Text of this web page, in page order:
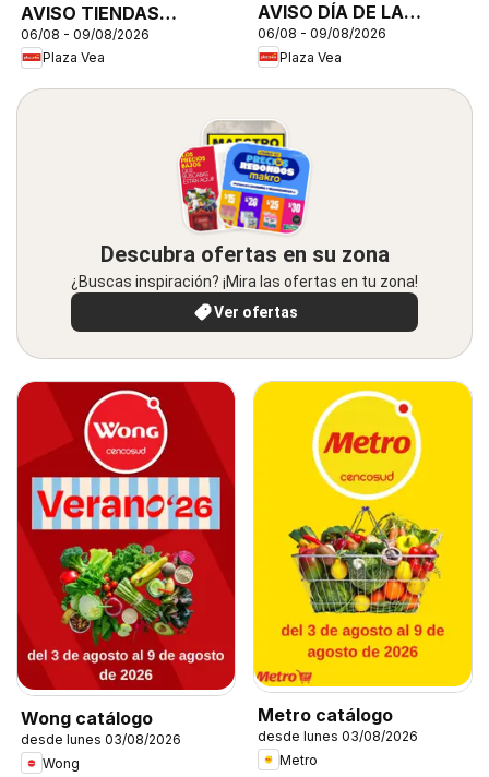
AVISO TIENDAS
SELECCIONADAS 1
06/08 - 09/08/2026
Plaza Vea
AVISO DÍA DE LA
CERVEZA
06/08 - 09/08/2026
Plaza Vea
Descubra ofertas en su zona
¿Buscas inspiración? ¡Mira las ofertas en tu zona!
Ver ofertas
Wong catálogo
desde lunes 03/08/2026
Wong
Metro catálogo
desde lunes 03/08/2026
Metro